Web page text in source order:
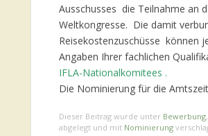
Ausschusses die Teilnahme an
Weltkongresse. Die damit
Reisekostenzuschüsse können
Angaben Ihrer fachlichen
IFLA-Nationalkomitees .
Die Nominierung für die
Dieser Beitrag wurde unter Bewerbung,
abgelegt und mit Nominierung